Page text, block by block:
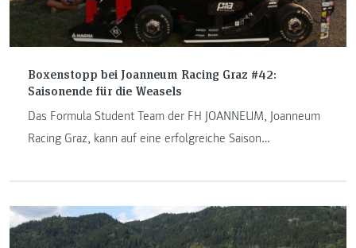
Boxenstopp bei Joanneum Racing Graz #42:
Saisonende für die Weasels
Das Formula Student Team der FH JOANNEUM, Joanneum
Racing Graz, kann auf eine erfolgreiche Saison